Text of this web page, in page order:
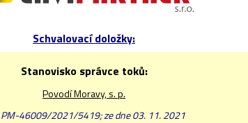
Schvalovací doložky:
Stanovisko správce toků:
Povodí Moravy, s. p.
PM-46009/2021/5419; ze dne 03. 11. 2021